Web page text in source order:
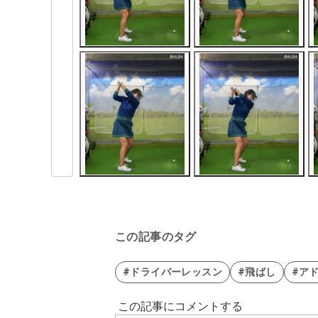
この記事のタグ
#ドライバーレッスン #飛ばし #ア